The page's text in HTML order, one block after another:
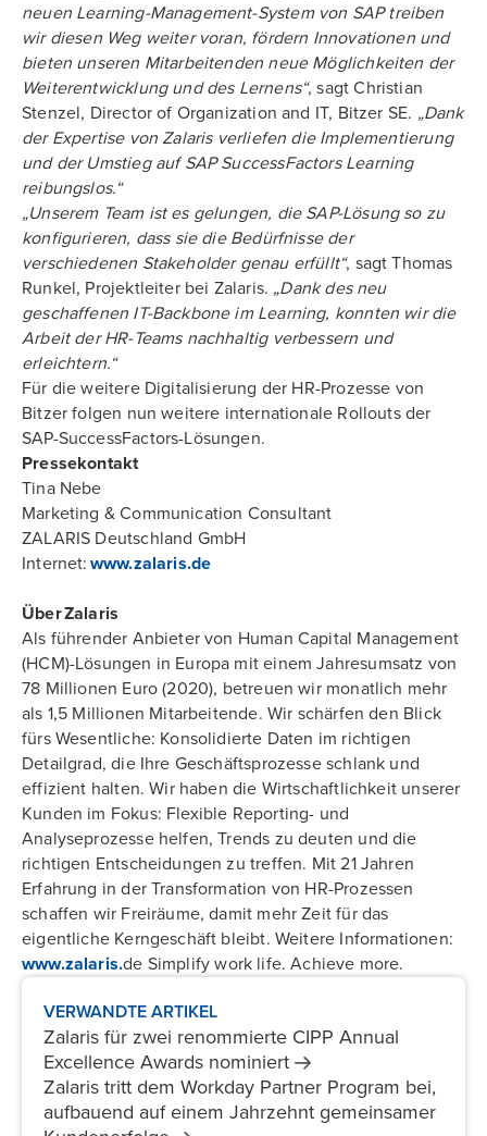
neuen Learning-Management-System von SAP treiben
wir diesen Weg weiter voran, fördern Innovationen und
bieten unseren Mitarbeitenden neue Möglichkeiten der
Weiterentwicklung und des Lernens“, sagt Christian
Stenzel, Director of Organization and IT, Bitzer SE. „Dank
der Expertise von Zalaris verliefen die Implementierung
und der Umstieg auf SAP SuccessFactors Learning
reibungslos.“
„Unserem Team ist es gelungen, die SAP-Lösung so zu
konfigurieren, dass sie die Bedürfnisse der
verschiedenen Stakeholder genau erfüllt“, sagt Thomas
Runkel, Projektleiter bei Zalaris. „Dank des neu
geschaffenen IT-Backbone im Learning, konnten wir die
Arbeit der HR-Teams nachhaltig verbessern und
erleichtern.“
Für die weitere Digitalisierung der HR-Prozesse von
Bitzer folgen nun weitere internationale Rollouts der
SAP-SuccessFactors-Lösungen.
Pressekontakt
Tina Nebe
Marketing & Communication Consultant
ZALARIS Deutschland GmbH
Internet: www.zalaris.de
Über Zalaris
Als führender Anbieter von Human Capital Management
(HCM)-Lösungen in Europa mit einem Jahresumsatz von
78 Millionen Euro (2020), betreuen wir monatlich mehr
als 1,5 Millionen Mitarbeitende. Wir schärfen den Blick
fürs Wesentliche: Konsolidierte Daten im richtigen
Detailgrad, die Ihre Geschäftsprozesse schlank und
effizient halten. Wir haben die Wirtschaftlichkeit unserer
Kunden im Fokus: Flexible Reporting- und
Analyseprozesse helfen, Trends zu deuten und die
richtigen Entscheidungen zu treffen. Mit 21 Jahren
Erfahrung in der Transformation von HR-Prozessen
schaffen wir Freiräume, damit mehr Zeit für das
eigentliche Kerngeschäft bleibt. Weitere Informationen:
www.zalaris.de Simplify work life. Achieve more.
VERWANDTE ARTIKEL
Zalaris für zwei renommierte CIPP Annual
Excellence Awards nominiert
Zalaris tritt dem Workday Partner Program bei,
aufbauend auf einem Jahrzehnt gemeinsamer